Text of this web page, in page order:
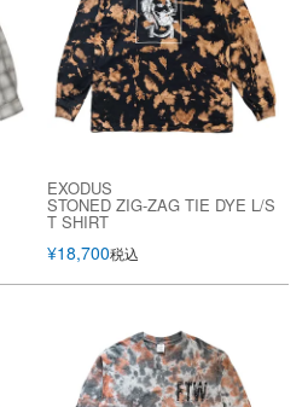
EXODUS
STONED ZIG-ZAG TIE DYE L/S
T SHIRT
¥18,700税込